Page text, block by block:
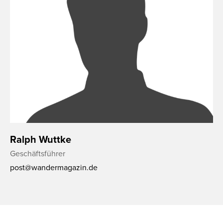
Ralph Wuttke
Geschäftsführer
post@wandermagazin.de